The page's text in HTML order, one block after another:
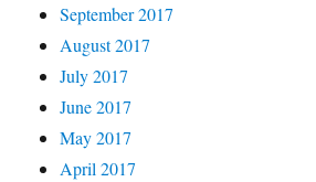
September 2017
August 2017
July 2017
June 2017
May 2017
April 2017